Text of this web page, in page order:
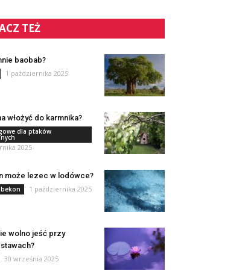
TEŻ
baobab?
1 października 2025
włożyć do karmnika?
dla ptaków
2025
może lezec w lodówce?
1 października 2025
wolno jeść przy
30 września 2025